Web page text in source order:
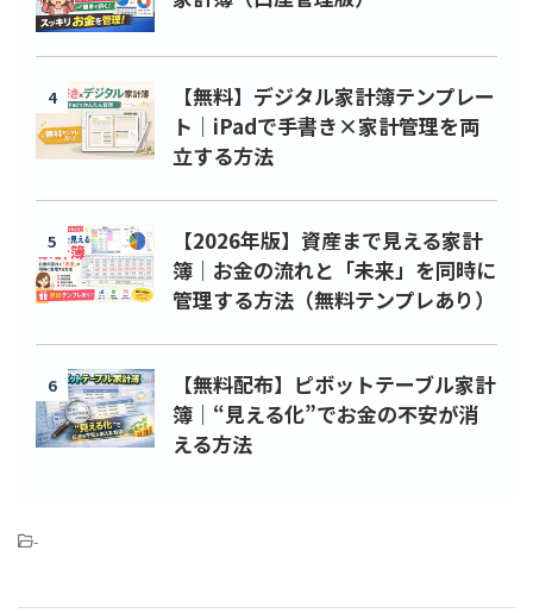
4
【無料】デジタル家計簿テンプレー
ト｜iPadで手書き×家計管理を両
立する方法
5
【2026年版】資産まで見える家計
簿｜お金の流れと「未来」を同時に
管理する方法（無料テンプレあり）
6
【無料配布】ピボットテーブル家計
簿｜“見える化”でお金の不安が消
える方法
-